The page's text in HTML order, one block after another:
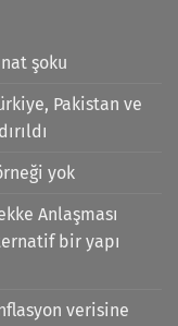
şoku
Pakistan ve
yok
Anlaşması
bir yapı
verisine